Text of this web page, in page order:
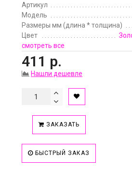
Артикул
Модель
Размеры мм (длина * толщина)
Цвет
смотреть все
411 р.
Нашли дешевле
ЗАКАЗАТЬ
БЫСТРЫЙ ЗАКАЗ